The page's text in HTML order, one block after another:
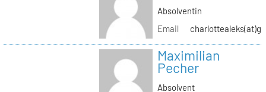
Absolventin
Email
Maximilian
Pecher
Absolvent